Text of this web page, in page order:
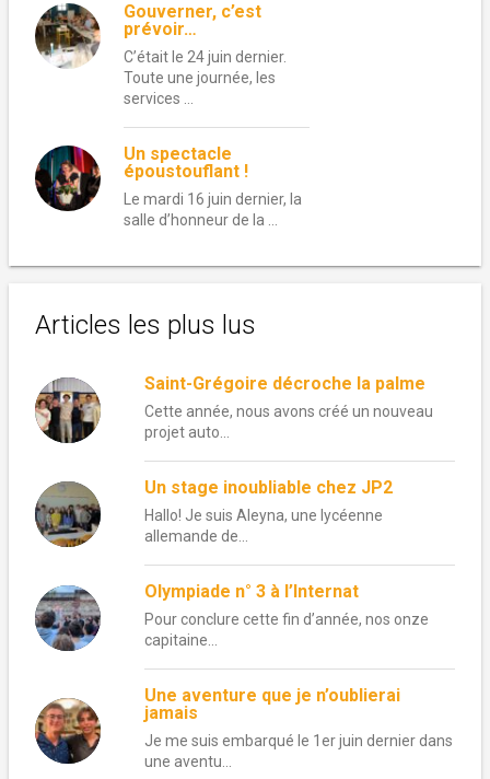
Gouverner, c’est
prévoir…
C’était le 24 juin dernier.
Toute une journée, les
services …
Un spectacle
époustouflant !
Le mardi 16 juin dernier, la
salle d’honneur de la …
Articles les plus lus
Saint-Grégoire décroche la palme
Cette année, nous avons créé un nouveau
projet auto...
Un stage inoubliable chez JP2
Hallo! Je suis Aleyna, une lycéenne
allemande de...
Olympiade n° 3 à l’Internat
Pour conclure cette fin d’année, nos onze
capitaine...
Une aventure que je n’oublierai
jamais
Je me suis embarqué le 1er juin dernier dans
une aventu...